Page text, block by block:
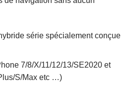
série spécialement conçue
7/8/X/11/12/13/SE2020 et
S/Max etc …)